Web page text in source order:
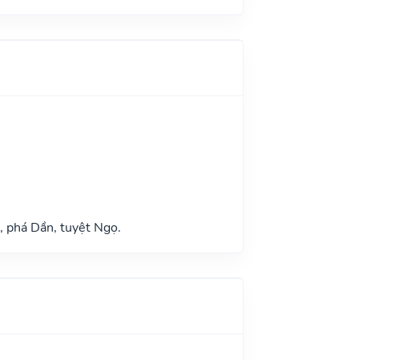
phá Dần, tuyệt Ngọ.